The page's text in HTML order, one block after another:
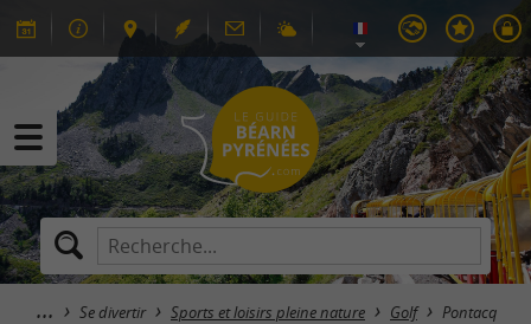
Se divertir Sports et loisirs pleine nature Golf Pontacq